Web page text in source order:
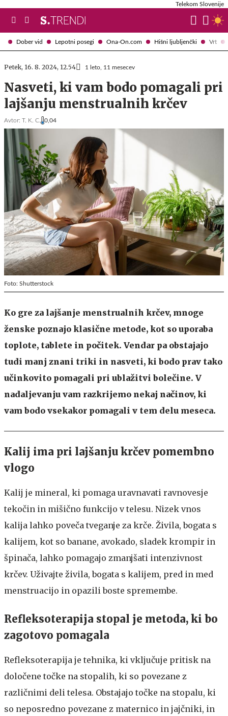
Dober vid Lepotni posegi Ona-On.com Hišni ljubljenčki Vrt
Telekom Slovenije
Petek, 16. 8. 2024, 12.54 1 leto, 11 mesecev
Nasveti, ki vam bodo pomagali pri
lajšanju menstrualnih krčev
Avtor: T. K. C. 0,04
Foto: Shutterstock
Ko gre za lajšanje menstrualnih krčev, mnoge
ženske poznajo klasične metode, kot so uporaba
toplote, tablete in počitek. Vendar pa obstajajo
tudi manj znani triki in nasveti, ki bodo prav tako
učinkovito pomagali pri ublažitvi bolečine. V
nadaljevanju vam razkrijemo nekaj načinov, ki
vam bodo vsekakor pomagali v tem delu meseca.
Kalij ima pri lajšanju krčev pomembno
vlogo
Kalij je mineral, ki pomaga uravnavati ravnovesje
tekočin in mišično funkcijo v telesu. Nizek vnos
kalija lahko poveča tveganje za krče. Živila, bogata s
kalijem, kot so banane, avokado, sladek krompir in
špinača, lahko pomagajo zmanjšati intenzivnost
krčev. Uživajte živila, bogata s kalijem, pred in med
menstruacijo in opazili boste spremembe.
Refleksoterapija stopal je metoda, ki bo
zagotovo pomagala
Refleksoterapija je tehnika, ki vključuje pritisk na
določene točke na stopalih, ki so povezane z
različnimi deli telesa. Obstajajo točke na stopalu, ki
so neposredno povezane z maternico in jajčniki, in